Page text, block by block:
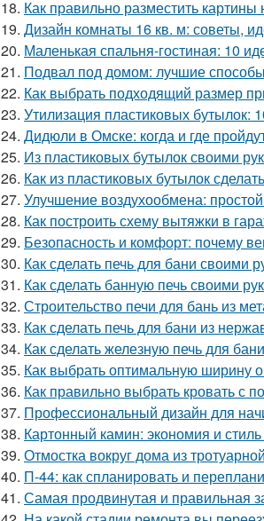
18. Как правильно разместить
19. Дизайн комнаты 16 кв. м: советы,
20. Маленькая спальня-гостиная: 10
21. Подвал под домом: лучшие
22. Как выбрать подходящий размер
23. Утилизация пластиковых бутылок:
24. Дидюли в Омске: когда и где
25. Из пластиковых бутылок своими
26. Как из пластиковых бутылок
27. Улучшение воздухообмена:
28. Как построить схему вытяжки в
29. Безопасность и комфорт: почему
30. Как сделать печь для бани своими
31. Как сделать банную печь своими
32. Строительство печи для бань из
33. Как сделать печь для бани из
34. Как сделать железную печь для
35. Как выбрать оптимальную ширину
36. Как правильно выбрать кровать с
37. Профессиональный дизайн для
38. Картонный камин: экономия и
39. Отмостка вокруг дома из
40. П-44: как спланировать и
41. Самая продвинутая и правильная